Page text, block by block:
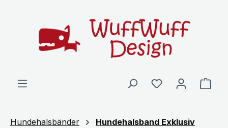
Hundehalsbänder Hundehalsband Exklusiv